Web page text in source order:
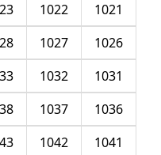
1021
1022
1026
1027
1031
1032
1036
1037
1041
1042